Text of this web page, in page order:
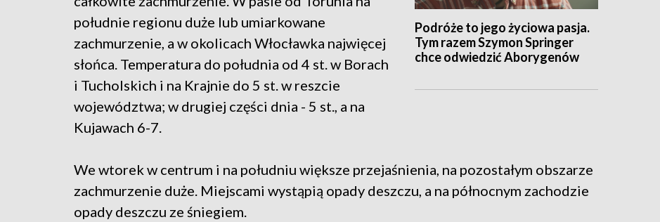
Podróże to jego życiowa pasja.
Tym razem Szymon Springer
chce odwiedzić Aborygenów
południe regionu duże lub umiarkowane
zachmurzenie, a w okolicach Włocławka najwięcej
słońca. Temperatura do południa od 4 st. w Borach
i Tucholskich i na Krajnie do 5 st. w reszcie
województwa; w drugiej części dnia - 5 st., a na
Kujawach 6-7.
We wtorek w centrum i na południu większe przejaśnienia, na pozostałym obszarze
zachmurzenie duże. Miejscami wystąpią opady deszczu, a na północnym zachodzie
opady deszczu ze śniegiem.